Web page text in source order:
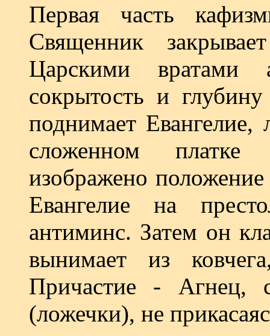
Первая часть
Священник
Царскими вратами
сокрытость и
поднимает Евангелие,
сложенном
изображено положение
Евангелие на
антиминс. Затем он
вынимает из
Причастие -
(ложечки), не